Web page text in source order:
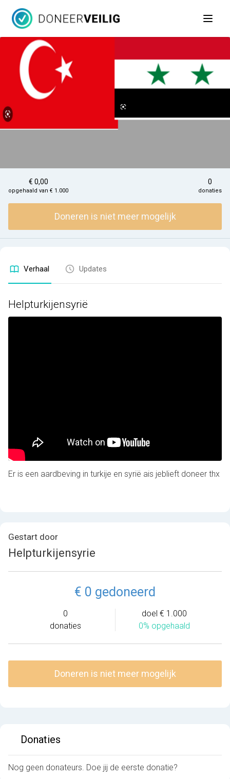
Open
€ 0,00
opgehaald van € 1.000
0
donaties
Doneren is niet meer mogelijk
Verhaal Updates
Helpturkijensyrië
Er is een aardbeving in turkije en syrië ais jeblieft doneer thx
Gestart door
Helpturkijensyrie
€ 0 gedoneerd
0
donaties
doel € 1.000
0% opgehaald
Doneren is niet meer mogelijk
Donaties
Nog geen donateurs. Doe jij de eerste donatie?